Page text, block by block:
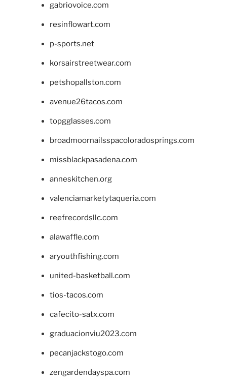
gabriovoice.com
resinflowart.com
p-sports.net
korsairstreetwear.com
petshopallston.com
avenue26tacos.com
topgglasses.com
broadmoornailsspacoloradosprings.com
missblackpasadena.com
anneskitchen.org
valenciamarketytaqueria.com
reefrecordsllc.com
alawaffle.com
aryouthfishing.com
united-basketball.com
tios-tacos.com
cafecito-satx.com
graduacionviu2023.com
pecanjackstogo.com
zengardendayspa.com